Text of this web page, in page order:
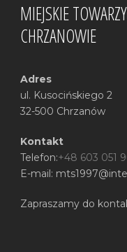
MIEJSKIE
CHRZANOWIE
Adres
ul. Kusocińskiego 2
32-500 Chrzanów
Kontakt
Telefon:+48 603 051
E-mail:
Zapraszamy do